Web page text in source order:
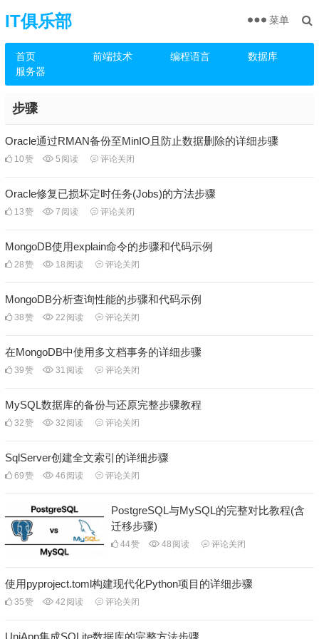
IT俱乐部
首页 前端技术 编程语言
数据库
服务器
菜单
步骤
Oracle通过RMAN备份至MinIO且防止数据删除的详细步骤
10赞 5 阅读 评论关闭
Oracle修复已损坏定时任务(Jobs)的方法步骤
13赞 7 阅读 评论关闭
MongoDB使用explain命令的步骤和代码示例
28赞 18 阅读 评论关闭
MongoDB分析查询性能的步骤和代码示例
38赞 22 阅读 评论关闭
在MongoDB中使用多文档事务的详细步骤
39赞 31 阅读 评论关闭
MySQL数据库的备份与还原完整步骤教程
32赞 32 阅读 评论关闭
SqlServer创建全文索引的详细步骤
69赞 46 阅读 评论关闭
PostgreSQL与MySQL的完整对比教程(含
迁移步骤)
44赞 48 阅读 评论关闭
使用pyproject.toml构建现代化Python项目的详细步骤
35赞 42 阅读 评论关闭
UniApp集成SQLite数据库的完整方法步骤